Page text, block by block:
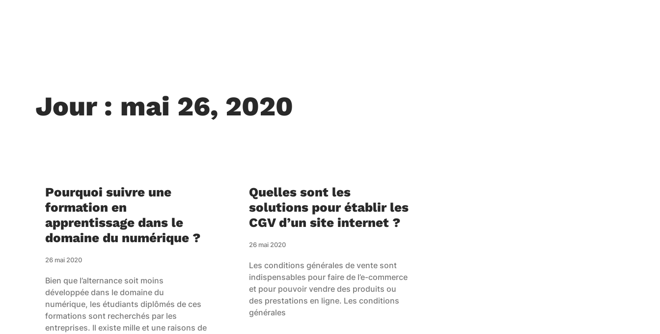
Jour : mai 26, 2020
Pourquoi suivre une
formation en
apprentissage dans le
domaine du numérique ?
26 mai 2020
Bien que l’alternance soit moins
développée dans le domaine du
numérique, les étudiants diplômés de ces
formations sont recherchés par les
entreprises. Il existe mille et une raisons de
Quelles sont les
solutions pour établir les
CGV d’un site internet ?
26 mai 2020
Les conditions générales de vente sont
indispensables pour faire de l’e-commerce
et pour pouvoir vendre des produits ou
des prestations en ligne. Les conditions
générales